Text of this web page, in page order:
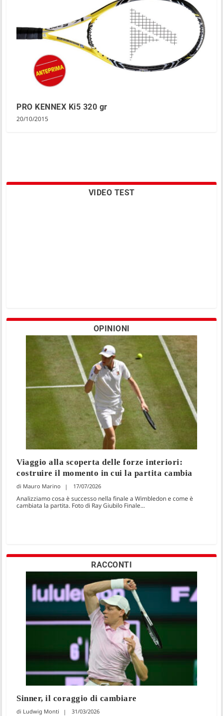
PRO KENNEX Ki5 320 gr
20/10/2015
VIDEO TEST
OPINIONI
Viaggio alla scoperta delle forze interiori:
costruire il momento in cui la partita cambia
Mauro Marino 17/07/2026
Analizziamo cosa è successo nella finale a Wimbledon e come è
cambiata la partita. Foto di Ray Giubilo Finale...
RACCONTI
Sinner, il coraggio di cambiare
Ludwig Monti 31/03/2026